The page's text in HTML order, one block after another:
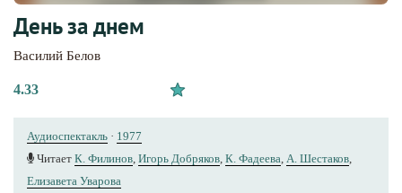
День за днем
Василий Белов
4.33
Аудиоспектакль · 1977
Читает К. Филинов Игорь Добряков К. Фадеева А. Шестаков
Елизавета Уварова